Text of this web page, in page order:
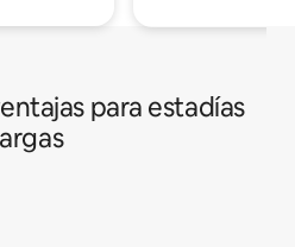
para estadías